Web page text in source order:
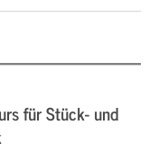
für Stück- und